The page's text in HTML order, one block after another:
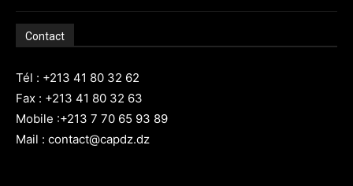
Contact
Tél : +213 41 80 32 62
Fax : +213 41 80 32 63
Mobile :+213 7 70 65 93 89
Mail : contact@capdz.dz